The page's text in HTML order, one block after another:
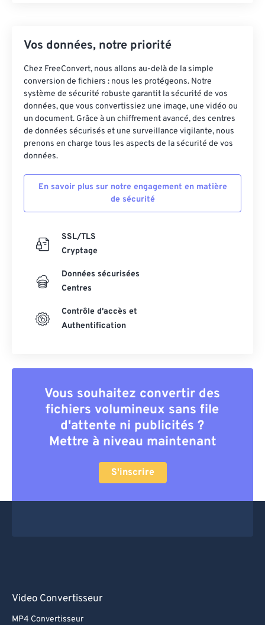
Vos données, notre priorité
Chez FreeConvert, nous allons au-delà de la simple
conversion de fichiers : nous les protégeons. Notre
système de sécurité robuste garantit la sécurité de vos
données, que vous convertissiez une image, une vidéo ou
un document. Grâce à un chiffrement avancé, des centres
de données sécurisés et une surveillance vigilante, nous
prenons en charge tous les aspects de la sécurité de vos
données.
En savoir plus sur notre engagement en matière
de sécurité
SSL/TLS
Cryptage
Données sécurisées
Centres
Contrôle d'accès et
Authentification
Vous souhaitez convertir des
fichiers volumineux sans file
d'attente ni publicités ?
Mettre à niveau maintenant
S'inscrire
Video Convertisseur
MP4 Convertisseur